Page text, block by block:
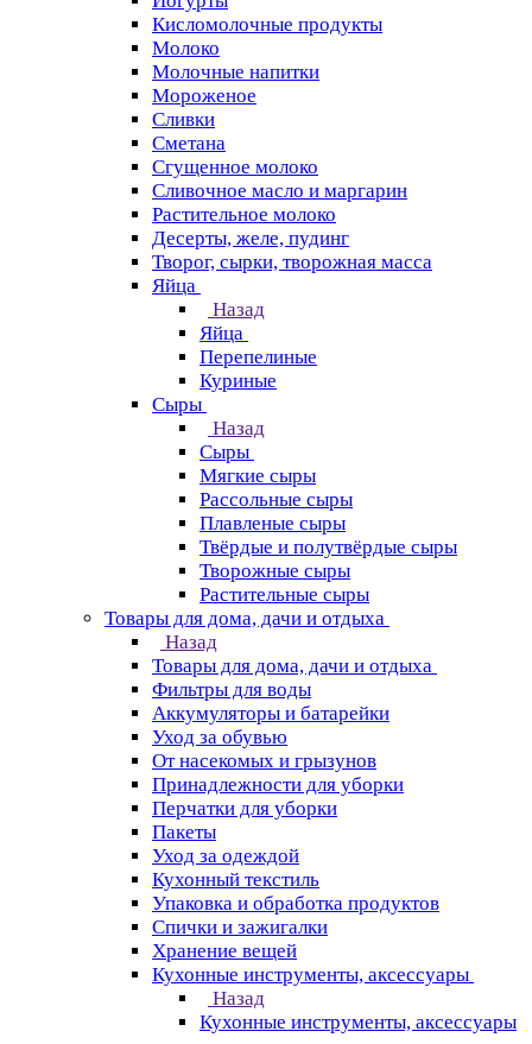
Кисломолочные продукты
Молоко
Молочные напитки
Мороженое
Сливки
Сметана
Сгущенное молоко
Сливочное масло и маргарин
Растительное молоко
Десерты, желе, пудинг
Творог, сырки, творожная масса
Яйца
Назад
Яйца
Перепелиные
Куриные
Сыры
Назад
Сыры
Мягкие сыры
Рассольные сыры
Плавленые сыры
Твёрдые и полутвёрдые сыры
Творожные сыры
Растительные сыры
Товары для дома, дачи и отдыха
Назад
Товары для дома, дачи и отдыха
Фильтры для воды
Аккумуляторы и батарейки
Уход за обувью
От насекомых и грызунов
Принадлежности для уборки
Перчатки для уборки
Пакеты
Уход за одеждой
Кухонный текстиль
Упаковка и обработка продуктов
Спички и зажигалки
Хранение вещей
Кухонные инструменты, аксессуары
Назад
Кухонные инструменты, аксессуары